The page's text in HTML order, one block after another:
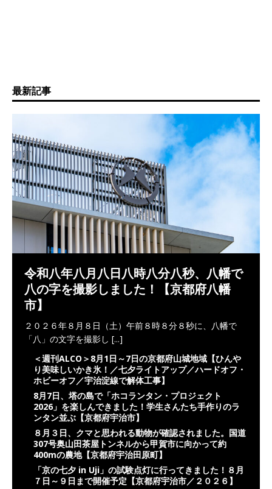
最新記事
令和八年八月八日八時八分八秒、八幡で
八の字を撮影しました！【京都府八幡
市】
２０２６年８月８日（土）午前８時８分８秒に、八幡で
「八」の文字を撮影し [...]
＜週刊ALCO＞8月1日～7日の京都府山城地域【ひんや
り美味しいかき氷！／七夕ライトアップ／ハードオフ・
ホビーオフ／宇治淀線で解体工事】
8月7日、塔の島で「ホコランタン・プロジェクト
2026」を楽しんできました！学生さんたち手作りのラ
ンタン並ぶ【京都府宇治市】
８月３日、クマと思われる動物が確認されました。国道
307号奥山田茶屋トンネルから甲賀市に向かって約
400mの農地【京都府宇治田原町】
「京の七夕 in Uji」の試験点灯に行ってきました！８月
７日～９日まで開催予定【京都府宇治市／２０２６】